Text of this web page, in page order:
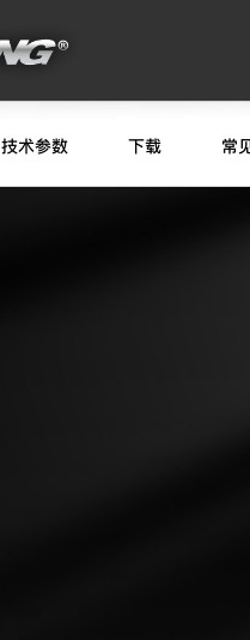
技术参数 下载 常